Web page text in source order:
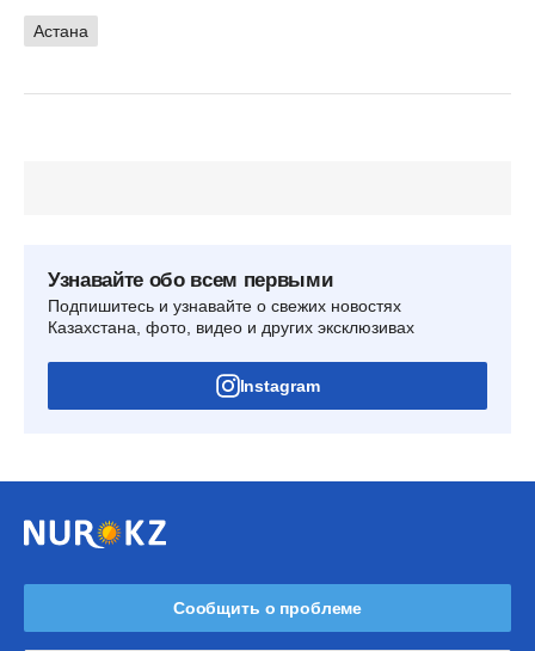
Астана
Узнавайте обо всем первыми
Подпишитесь и узнавайте о свежих новостях
Казахстана, фото, видео и других эксклюзивах
Instagram
Сообщить о проблеме